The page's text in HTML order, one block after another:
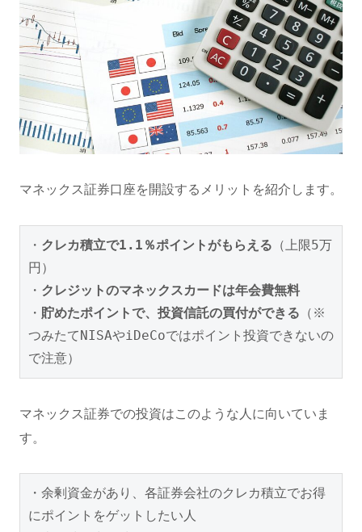
マネックス証券口座を開設するメリットを紹介します。
・ クレカ積立で1.1％ポイントがもらえる （上限5万
円）
・ クレジットのマネックスカードは年会費無料
・ 貯めたポイントで、投資信託の買付ができる （※
つみたてNISAやiDeCoではポイント投資できないの
で注意）
マネックス証券での投資はこのような人に向いていま
す。
・余剰資金があり、各証券会社のクレカ積立でお得
にポイントをゲットしたい人